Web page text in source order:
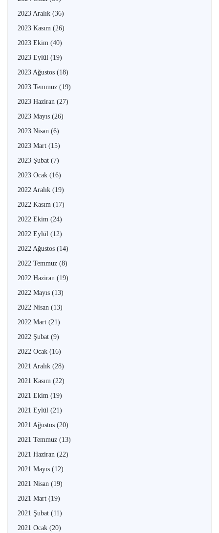
2023 Aralık (36)
2023 Kasım (26)
2023 Ekim (40)
2023 Eylül (19)
2023 Ağustos (18)
2023 Temmuz (19)
2023 Haziran (27)
2023 Mayıs (26)
2023 Nisan (6)
2023 Mart (15)
2023 Şubat (7)
2023 Ocak (16)
2022 Aralık (19)
2022 Kasım (17)
2022 Ekim (24)
2022 Eylül (12)
2022 Ağustos (14)
2022 Temmuz (8)
2022 Haziran (19)
2022 Mayıs (13)
2022 Nisan (13)
2022 Mart (21)
2022 Şubat (9)
2022 Ocak (16)
2021 Aralık (28)
2021 Kasım (22)
2021 Ekim (19)
2021 Eylül (21)
2021 Ağustos (20)
2021 Temmuz (13)
2021 Haziran (22)
2021 Mayıs (12)
2021 Nisan (19)
2021 Mart (19)
2021 Şubat (11)
2021 Ocak (20)